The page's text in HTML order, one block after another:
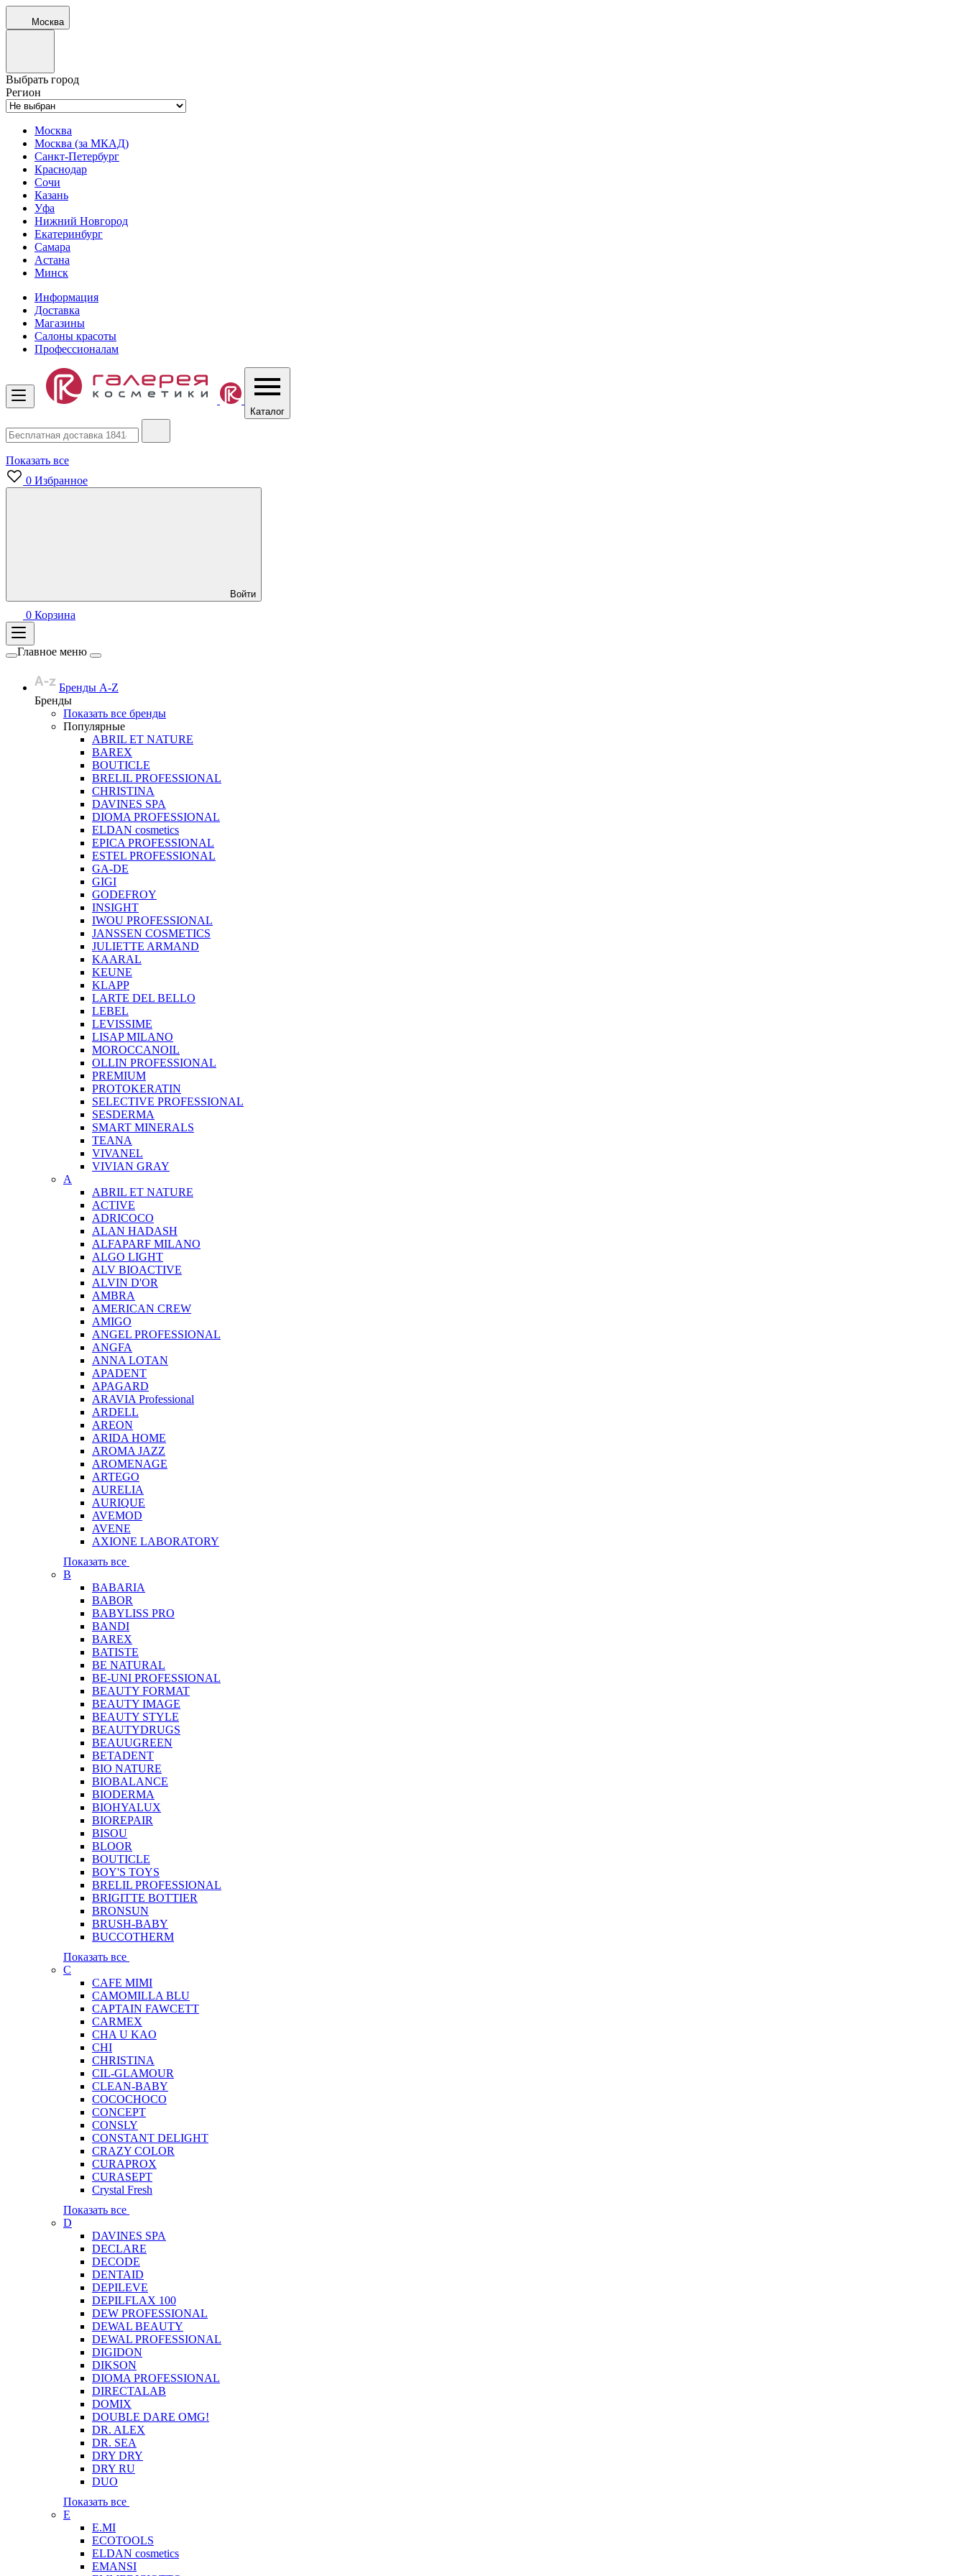
Москва
Выбрать город
Регион
Москва
Москва (за МКАД)
Санкт-Петербург
Краснодар
Сочи
Казань
Уфа
Нижний Новгород
Екатеринбург
Самара
Астана
Минск
Информация
Доставка
Магазины
Салоны красоты
Профессионалам
Каталог
Показать все
0 Избранное
Войти
0 Корзина
Главное меню
Бренды A-Z
Бренды
Показать все бренды
Популярные
ABRIL ET NATURE
BAREX
BOUTICLE
BRELIL PROFESSIONAL
CHRISTINA
DAVINES SPA
DIOMA PROFESSIONAL
ELDAN cosmetics
EPICA PROFESSIONAL
ESTEL PROFESSIONAL
GA-DE
GIGI
GODEFROY
INSIGHT
IWOU PROFESSIONAL
JANSSEN COSMETICS
JULIETTE ARMAND
KAARAL
KEUNE
KLAPP
LARTE DEL BELLO
LEBEL
LEVISSIME
LISAP MILANO
MOROCCANOIL
OLLIN PROFESSIONAL
PREMIUM
PROTOKERATIN
SELECTIVE PROFESSIONAL
SESDERMA
SMART MINERALS
TEANA
VIVANEL
VIVIAN GRAY
A
ABRIL ET NATURE
ACTIVE
ADRICOCO
ALAN HADASH
ALFAPARF MILANO
ALGO LIGHT
ALV BIOACTIVE
ALVIN D'OR
AMBRA
AMERICAN CREW
AMIGO
ANGEL PROFESSIONAL
ANGFA
ANNA LOTAN
APADENT
APAGARD
ARAVIA Professional
ARDELL
AREON
ARIDA HOME
AROMA JAZZ
AROMENAGE
ARTEGO
AURELIA
AURIQUE
AVEMOD
AVENE
AXIONE LABORATORY
Показать все
B
BABARIA
BABOR
BABYLISS PRO
BANDI
BAREX
BATISTE
BE NATURAL
BE-UNI PROFESSIONAL
BEAUTY FORMAT
BEAUTY IMAGE
BEAUTY STYLE
BEAUTYDRUGS
BEAUUGREEN
BETADENT
BIO NATURE
BIOBALANCE
BIODERMA
BIOHYALUX
BIOREPAIR
BISOU
BLOOR
BOUTICLE
BOY'S TOYS
BRELIL PROFESSIONAL
BRIGITTE BOTTIER
BRONSUN
BRUSH-BABY
BUCCOTHERM
Показать все
C
CAFE MIMI
CAMOMILLA BLU
CAPTAIN FAWCETT
CARMEX
CHA U KAO
CHI
CHRISTINA
CIL-GLAMOUR
CLEAN-BABY
COCOCHOCO
CONCEPT
CONSLY
CONSTANT DELIGHT
CRAZY COLOR
CURAPROX
CURASEPT
Crystal Fresh
Показать все
D
DAVINES SPA
DECLARE
DECODE
DENTAID
DEPILEVE
DEPILFLAX 100
DEW PROFESSIONAL
DEWAL BEAUTY
DEWAL PROFESSIONAL
DIGIDON
DIKSON
DIOMA PROFESSIONAL
DIRECTALAB
DOMIX
DOUBLE DARE OMG!
DR. ALEX
DR. SEA
DRY DRY
DRY RU
DUO
Показать все
E
E.MI
ECOTOOLS
ELDAN cosmetics
EMANSI